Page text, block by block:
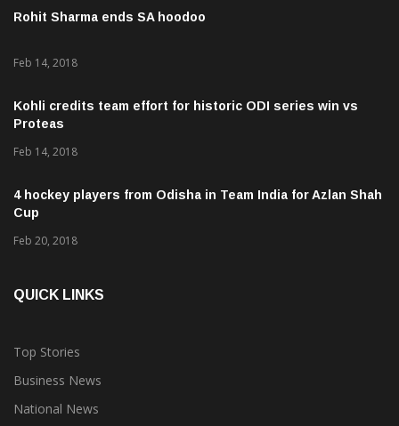
Rohit Sharma ends SA hoodoo
Feb 14, 2018
Kohli credits team effort for historic ODI series win vs
Proteas
Feb 14, 2018
4 hockey players from Odisha in Team India for Azlan Shah
Cup
Feb 20, 2018
QUICK LINKS
Top Stories
Business News
National News